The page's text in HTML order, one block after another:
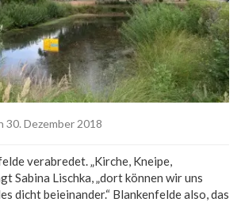
30. Dezember 2018
verabredet. „Kirche, Kneipe,
Sabina Lischka, „dort können wir uns
dicht beieinander.“ Blankenfelde also, das